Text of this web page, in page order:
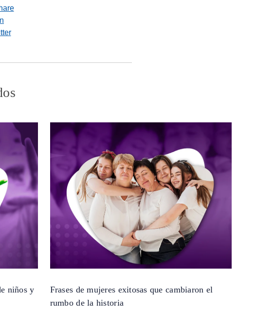
niños y
Frases de mujeres exitosas que cambiaron el
rumbo de la historia